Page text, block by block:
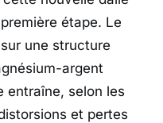
étape. Le
une structure
argent
entraîne, selon les
et pertes